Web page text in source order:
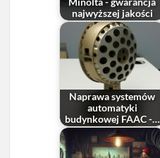
najwyższej jakości
Naprawa systemów
automatyki
budynkowej FAAC -…